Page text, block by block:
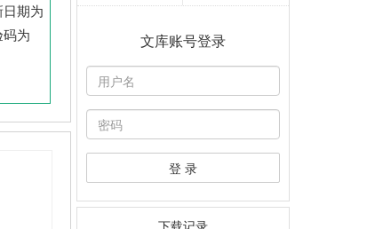
期为
为
文库账号登录
登 录